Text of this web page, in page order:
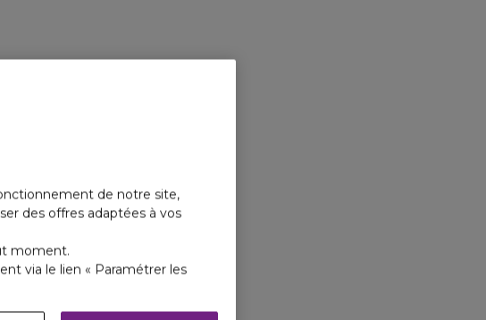
de notre site,
des offres adaptées à vos
moment.
via le lien « Paramétrer les